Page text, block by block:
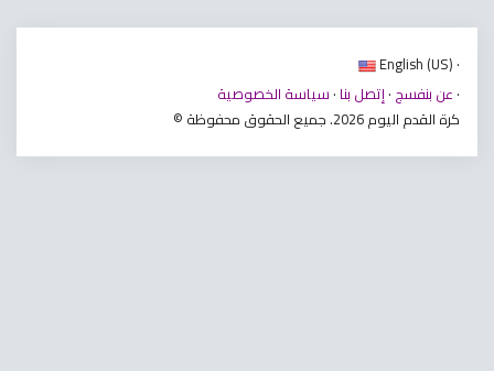
English (US) ·
عن بنفسج · إتصل بنا · سياسة الخصوصية
·
© كرة القدم اليوم 2026. جميع الحقوق محفوظة